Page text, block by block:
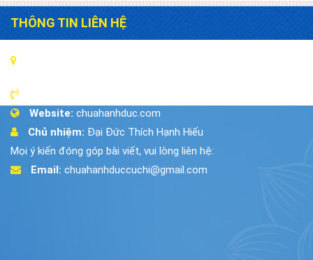
THÔNG TIN LIÊN HỆ
Website: chuahanhduc.com
Chủ nhiệm: Đại Đức Thích Hạnh Hiếu
Mọi ý kiến đóng góp bài viết, vui lòng liên hệ:
Email: chuahanhduccuchi@gmail.com